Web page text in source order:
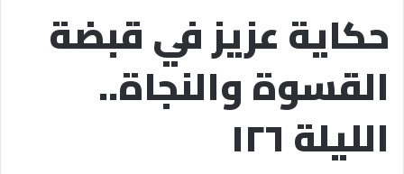
حكاية عزيز في قبضة
القسوة والنجاة..
الليلة ١٢٦